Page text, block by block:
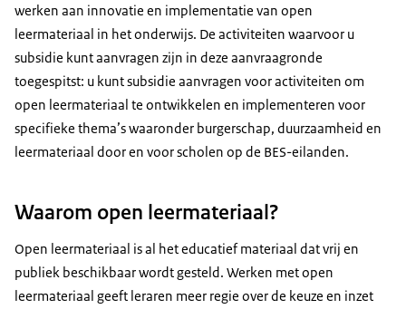
werken aan innovatie en implementatie van open
leermateriaal in het onderwijs. De activiteiten waarvoor u
subsidie kunt aanvragen zijn in deze aanvraagronde
toegespitst: u kunt subsidie aanvragen voor activiteiten om
open leermateriaal te ontwikkelen en implementeren voor
specifieke thema’s waaronder burgerschap, duurzaamheid en
leermateriaal door en voor scholen op de BES-eilanden.
Waarom open leermateriaal?
Open leermateriaal is al het educatief materiaal dat vrij en
publiek beschikbaar wordt gesteld. Werken met open
leermateriaal geeft leraren meer regie over de keuze en inzet